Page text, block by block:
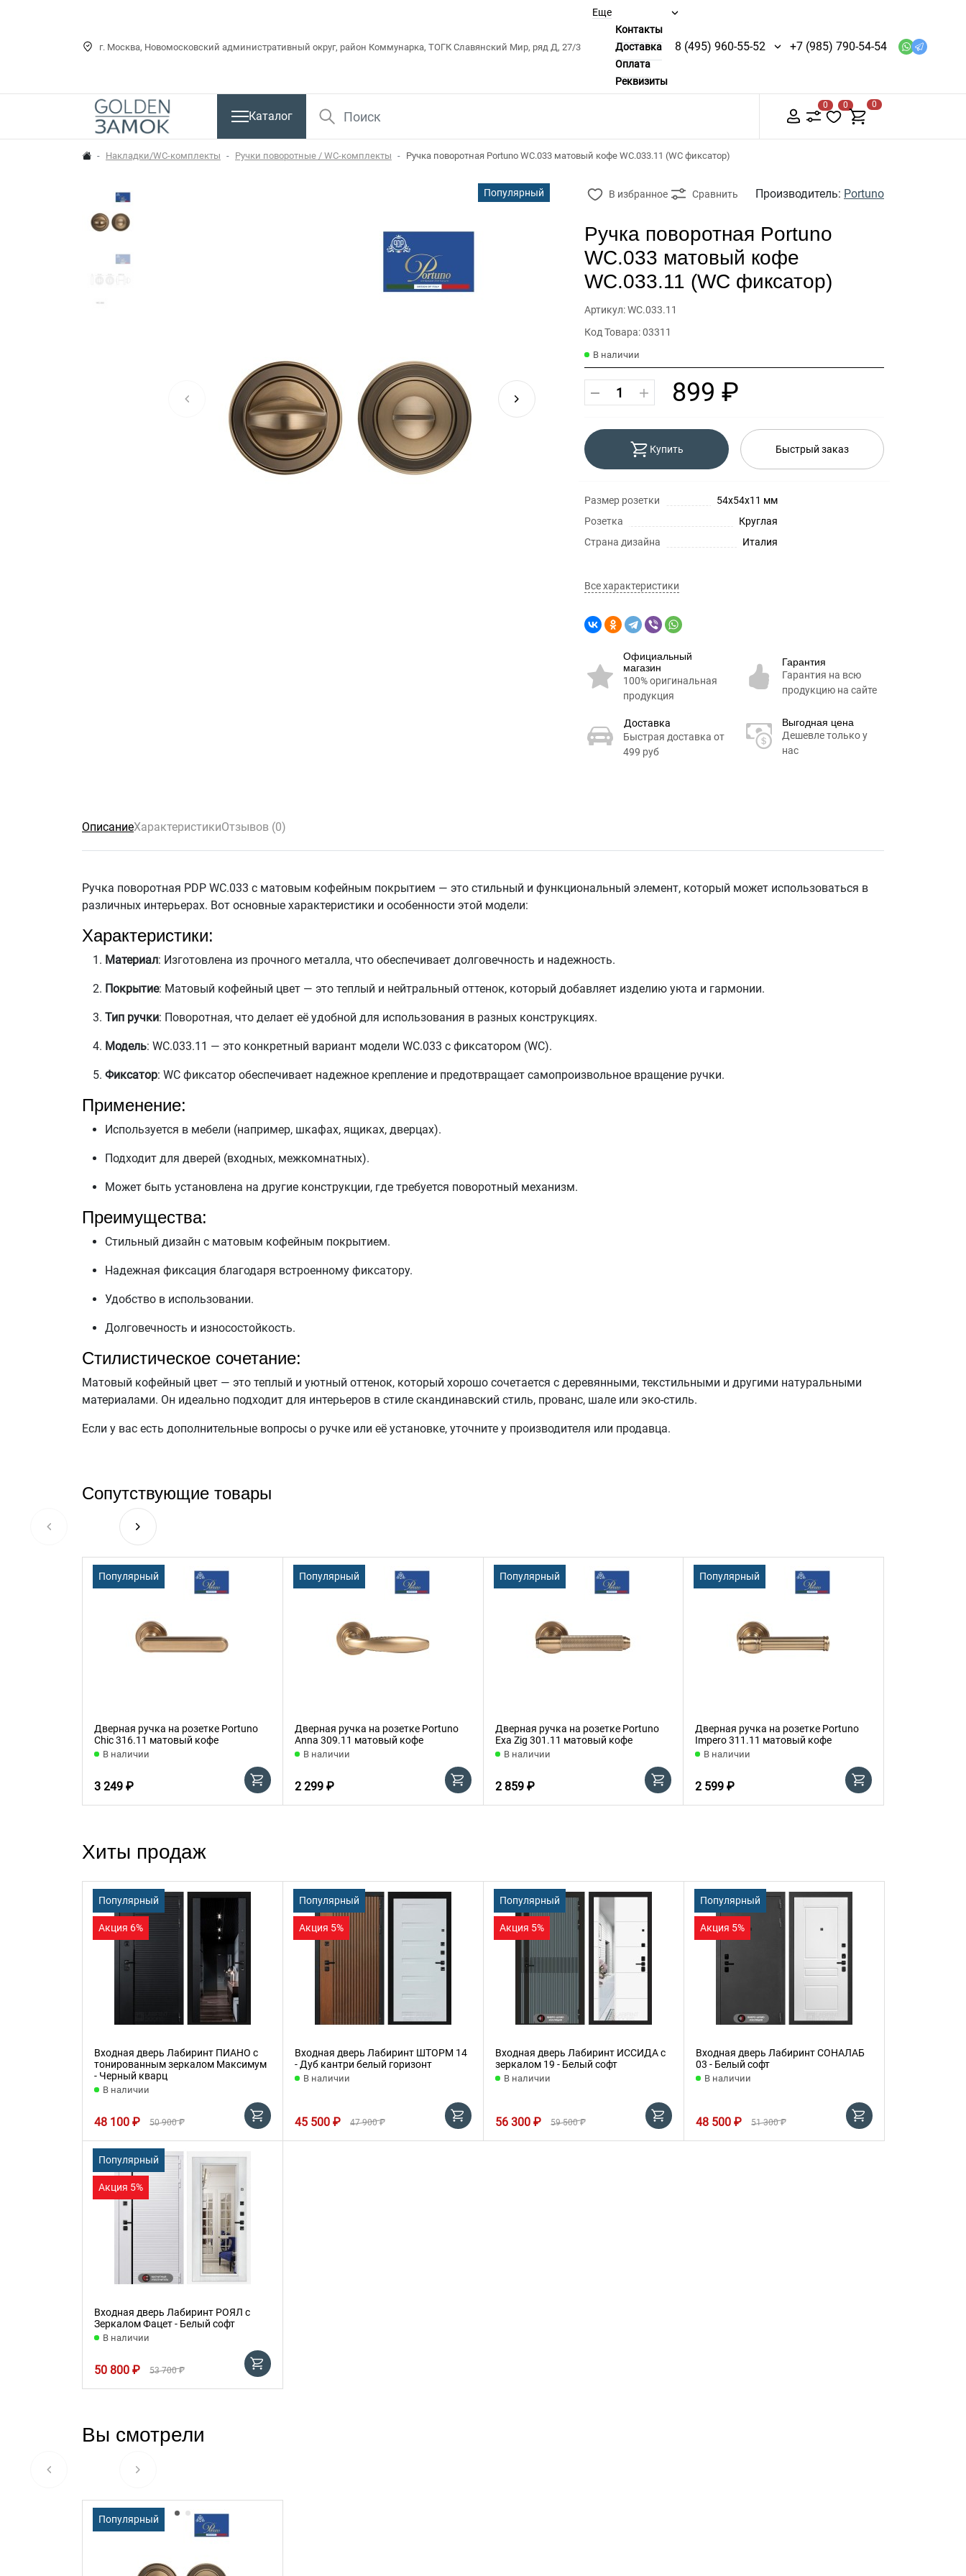
г. Москва, Новомосковский административный округ, район Коммунарка, ТОГК Славянский Мир, ряд Д, 27/3
Еще
Контакты
Доставка
Оплата
Реквизиты
8 (495) 960-55-52 +7 (985) 790-54-54
Каталог
0 0 0
Накладки/WC-комплекты Ручки поворотные / WC-комплекты Ручка поворотная Portuno WC.033 матовый кофе WC.033.11 (WC фиксатор)
Популярный В избранное Сравнить Производитель: Portuno
Ручка поворотная Portuno
WC.033 матовый кофе
WC.033.11 (WC фиксатор)
Артикул: WC.033.11
Код Товара: 03311
В наличии
899 ₽
Купить Быстрый заказ
Размер розетки
54x54x11 мм
Розетка
Круглая
Страна дизайна
Италия
Все характеристики
Официальный
магазин
100% оригинальная
продукция
Гарантия
Гарантия на всю
продукцию на сайте
Доставка
Быстрая доставка от
499 руб
Выгодная цена
Дешевле только у
нас
ОписаниеХарактеристикиОтзывов (0)
Ручка поворотная PDP WC.033 с матовым кофейным покрытием — это стильный и функциональный элемент, который может использоваться в
различных интерьерах. Вот основные характеристики и особенности этой модели:
Характеристики:
Материал: Изготовлена из прочного металла, что обеспечивает долговечность и надежность.
Покрытие: Матовый кофейный цвет — это теплый и нейтральный оттенок, который добавляет изделию уюта и гармонии.
Тип ручки: Поворотная, что делает её удобной для использования в разных конструкциях.
Модель: WC.033.11 — это конкретный вариант модели WC.033 с фиксатором (WC).
Фиксатор: WC фиксатор обеспечивает надежное крепление и предотвращает самопроизвольное вращение ручки.
Применение:
Используется в мебели (например, шкафах, ящиках, дверцах).
Подходит для дверей (входных, межкомнатных).
Может быть установлена на другие конструкции, где требуется поворотный механизм.
Преимущества:
Стильный дизайн с матовым кофейным покрытием.
Надежная фиксация благодаря встроенному фиксатору.
Удобство в использовании.
Долговечность и износостойкость.
Стилистическое сочетание:
Матовый кофейный цвет — это теплый и уютный оттенок, который хорошо сочетается с деревянными, текстильными и другими натуральными
материалами. Он идеально подходит для интерьеров в стиле скандинавский стиль, прованс, шале или эко-стиль.
Если у вас есть дополнительные вопросы о ручке или её установке, уточните у производителя или продавца.
Сопутствующие товары
Популярный
Дверная ручка на розетке Portuno
Chic 316.11 матовый кофе
В наличии
3 249 ₽
Популярный
Дверная ручка на розетке Portuno
Anna 309.11 матовый кофе
В наличии
2 299 ₽
Популярный
Дверная ручка на розетке Portuno
Exa Zig 301.11 матовый кофе
В наличии
2 859 ₽
Популярный
Дверная ручка на розетке Portuno
Impero 311.11 матовый кофе
В наличии
2 599 ₽
Хиты продаж
Популярный
Акция 6%
Входная дверь Лабиринт ПИАНО с
тонированным зеркалом Максимум
- Черный кварц
В наличии
48 100 ₽ 50 900 ₽
Популярный
Акция 5%
Входная дверь Лабиринт ШТОРМ 14
- Дуб кантри белый горизонт
В наличии
45 500 ₽ 47 900 ₽
Популярный
Акция 5%
Входная дверь Лабиринт ИССИДА с
зеркалом 19 - Белый софт
В наличии
56 300 ₽ 59 500 ₽
Популярный
Акция 5%
Входная дверь Лабиринт СОНАЛАБ
03 - Белый софт
В наличии
48 500 ₽ 51 300 ₽
Популярный
Акция 5%
Входная дверь Лабиринт РОЯЛ с
Зеркалом Фацет - Белый софт
В наличии
50 800 ₽ 53 700 ₽
Вы смотрели
Популярный